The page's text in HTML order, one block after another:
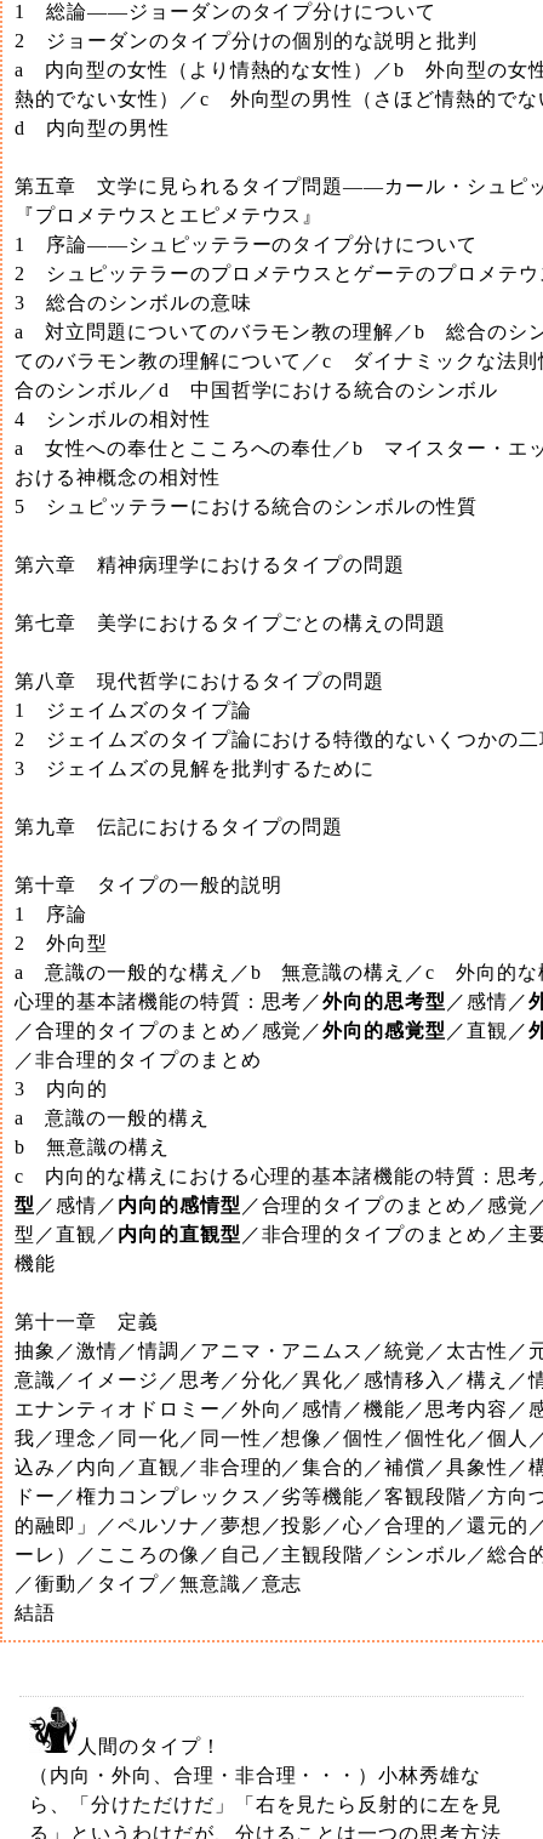
1 総論――ジョーダンのタイプ分けについて
2 ジョーダンのタイプ分けの個別的な説明と批判
a 内向型の女性（より情熱的な女性）／b 外向型の女
熱的でない女性）／c 外向型の男性（さほど情熱的でな
d 内向型の男性
第五章 文学に見られるタイプ問題――カール・シュピ
『プロメテウスとエピメテウス』
1 序論――シュピッテラーのタイプ分けについて
2 シュピッテラーのプロメテウスとゲーテのプロメテウ
3 総合のシンボルの意味
a 対立問題についてのバラモン教の理解／b 総合のシ
てのバラモン教の理解について／c ダイナミックな法則
合のシンボル／d 中国哲学における統合のシンボル
4 シンボルの相対性
a 女性への奉仕とこころへの奉仕／b マイスター・エ
おける神概念の相対性
5 シュピッテラーにおける統合のシンボルの性質
第六章 精神病理学におけるタイプの問題
第七章 美学におけるタイプごとの構えの問題
第八章 現代哲学におけるタイプの問題
1 ジェイムズのタイプ論
2 ジェイムズのタイプ論における特徴的ないくつかの二
3 ジェイムズの見解を批判するために
第九章 伝記におけるタイプの問題
第十章 タイプの一般的説明
1 序論
2 外向型
a 意識の一般的な構え／b 無意識の構え／c 外向的な
心理的基本諸機能の特質：思考／外向的思考型 ／感情／
／合理的タイプのまとめ／感覚／外向的感覚型 ／直観／
／非合理的タイプのまとめ
3 内向的
a 意識の一般的構え
b 無意識の構え
c 内向的な構えにおける心理的基本諸機能の特質：思考
型 ／感情／ 内向的感情型 ／合理的タイプのまとめ／感覚
型／直観／ 内向的直観型 ／非合理的タイプのまとめ／主
機能
第十一章 定義
抽象／激情／情調／アニマ・アニムス／統覚／太古性／
意識／イメージ／思考／分化／異化／感情移入／構え／
エナンティオドロミー／外向／感情／機能／思考内容／
我／理念／同一化／同一性／想像／個性／個性化／個人
込み／内向／直観／非合理的／集合的／補償／具象性／
ドー／権力コンプレックス／劣等機能／客観段階／方向
的融即」／ペルソナ／夢想／投影／心／合理的／還元的
ーレ）／こころの像／自己／主観段階／シンボル／総合
／衝動／タイプ／無意識／意志
結語
人間のタイプ！
（内向・外向、合理・非合理・・・）小林秀雄な
ら、「分けただけだ」「右を見たら反射的に左を見
る」というわけだが、分けることは一つの思考方法